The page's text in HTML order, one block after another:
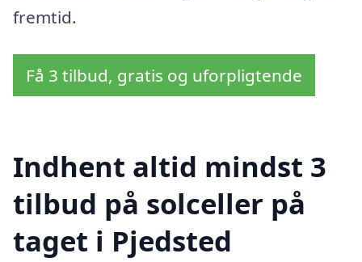
fremtid.
Få 3 tilbud, gratis og uforpligtende
Indhent altid mindst 3
tilbud på solceller på
taget i Pjedsted